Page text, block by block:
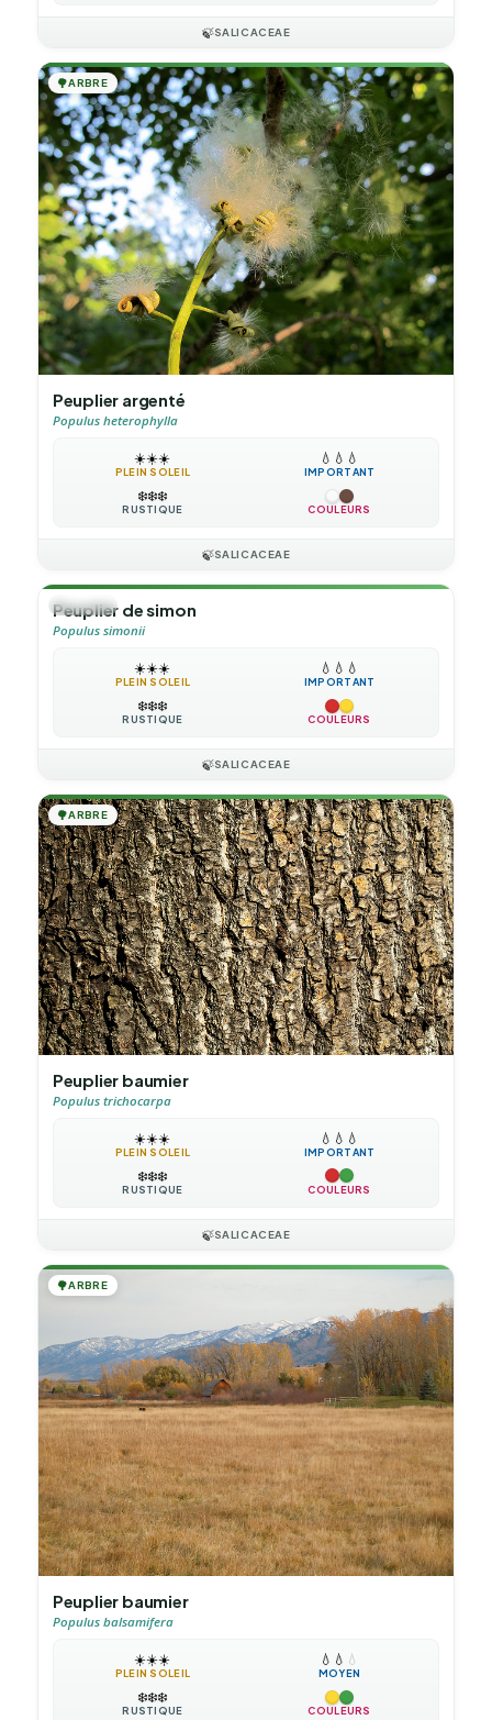
🍃SALICACEAE
🌳ARBRE
Peuplier argenté
Populus heterophylla
☀️☀️☀️
PLEIN SOLEIL
💧 💧 💧
IMPORTANT
❄️❄️❄️
RUSTIQUE COULEURS
🍃SALICACEAE
🌳ARBRE
Peuplier de simon
Populus simonii
☀️☀️☀️
PLEIN SOLEIL
💧 💧 💧
IMPORTANT
❄️❄️❄️
RUSTIQUE COULEURS
🍃SALICACEAE
🌳ARBRE
Peuplier baumier
Populus trichocarpa
☀️☀️☀️
PLEIN SOLEIL
💧 💧 💧
IMPORTANT
❄️❄️❄️
RUSTIQUE COULEURS
🍃SALICACEAE
🌳ARBRE
Peuplier baumier
Populus balsamifera
☀️☀️☀️
PLEIN SOLEIL
💧 💧 💧
MOYEN
❄️❄️❄️
RUSTIQUE COULEURS